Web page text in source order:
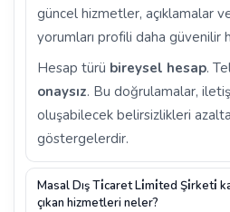
güncel hizmetler, açıklamalar
yorumları profili daha güvenilir
Hesap türü bireysel hesap.
onaysız. Bu doğrulamalar,
oluşabilecek belirsizlikleri
göstergelerdir.
Masal Dış Ti̇caret Li̇mi̇ted Şi̇rketi̇
çıkan hizmetleri neler?